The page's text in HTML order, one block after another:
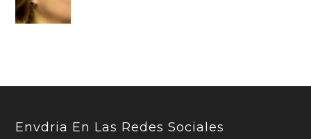
Envdria En Las Redes Sociales